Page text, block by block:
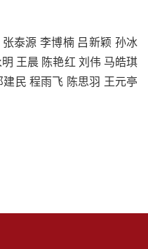
泰源 李博楠 吕新颖 孙冰
王晨 陈艳红 刘伟 马皓琪
民 程雨飞 陈思羽 王元亭